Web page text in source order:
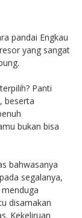
pandai Engkau
yang sangat
Panti
beserta
bukan bisa
bahwasanya
segalanya,
disamakan
Kekeliruan